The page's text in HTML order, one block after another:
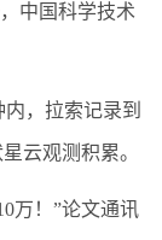
中国科学技术
，拉索记录到
云观测积累。
万！”论文通讯